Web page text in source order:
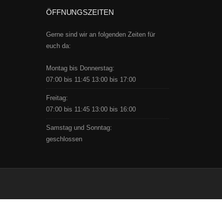
ÖFFNUNGSZEITEN
Gerne sind wir an folgenden Zeiten für
euch da:
Montag bis Donnerstag:
07:00 bis 11:45 13:00 bis 17:00
Freitag:
07:00 bis 11:45 13:00 bis 16:00
Samstag und Sonntag:
geschlossen